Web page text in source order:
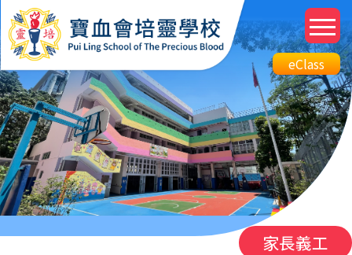
移至主內容
Top
eClass
Btn
eClass
家長義工